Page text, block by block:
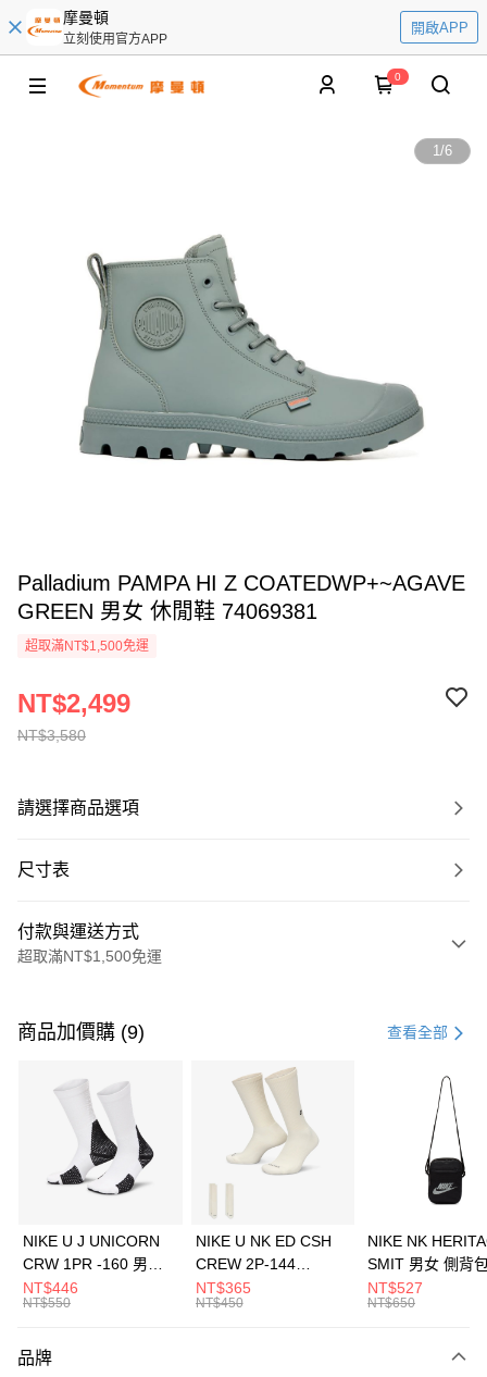
摩曼頓
立刻使用官方APP
開啟APP
0
1/6
Palladium PAMPA HI Z COATEDWP+~AGAVE
GREEN 男女 休閒鞋 74069381
超取滿NT$1,500免運
NT$3,580
NT$2,499
請選擇商品選項
尺寸表
付款與運送方式
超取滿NT$1,500免運
信用卡一次付款
3 期 0 利率 每期 21家銀行
合作金庫商業銀行
第一商業銀行
華南商業銀行
彰化商業銀行
上海商業儲蓄銀行
元大商業銀行
台灣樂天信用卡公司
Apple Pay
全盈+PAY
AFTEE先享後付
【關於「AFTEE先享後付」】
商品加價購 (9) 查看全部
NIKE U J UNICORN
CRW 1PR -160 男女
中統襪 FZ3393100
NT$446
NT$550
NIKE U NK ED CSH
CREW 2P-144
EMBRDY 男女 短統襪
FZ3073133
NT$365
NT$450
NIKE NK
SMIT 男女 側背
BA5871010
NT$527
NT$650
品牌